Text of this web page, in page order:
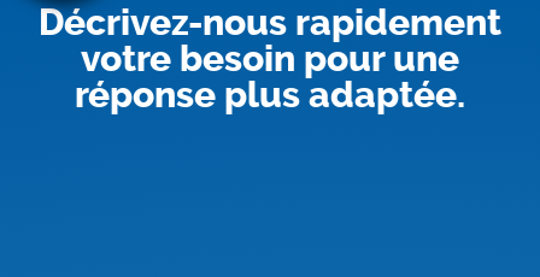
Décrivez-nous rapidement
votre besoin pour une
réponse plus adaptée.